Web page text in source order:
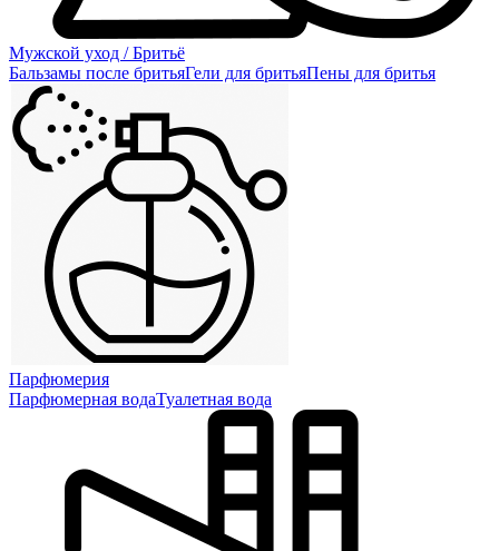
Мужской уход / Бритьё
Бальзамы после бритьяГели для бритьяПены для бритья
Парфюмерия
Парфюмерная водаТуалетная вода